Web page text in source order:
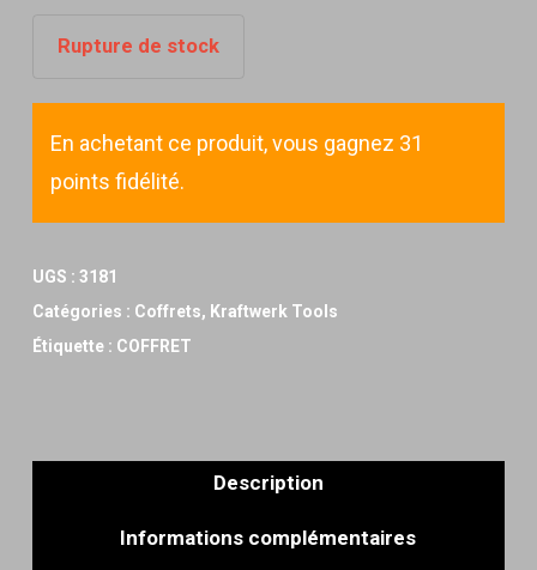
Rupture de stock
En achetant ce produit, vous gagnez 31
points fidélité.
UGS : 3181
Catégories : Coffrets, Kraftwerk Tools
Étiquette : COFFRET
Description
Informations complémentaires